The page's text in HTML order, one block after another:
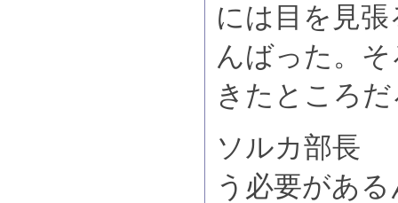
には目を見
んばった。
きたところ
ソルカ部長
う必要があ